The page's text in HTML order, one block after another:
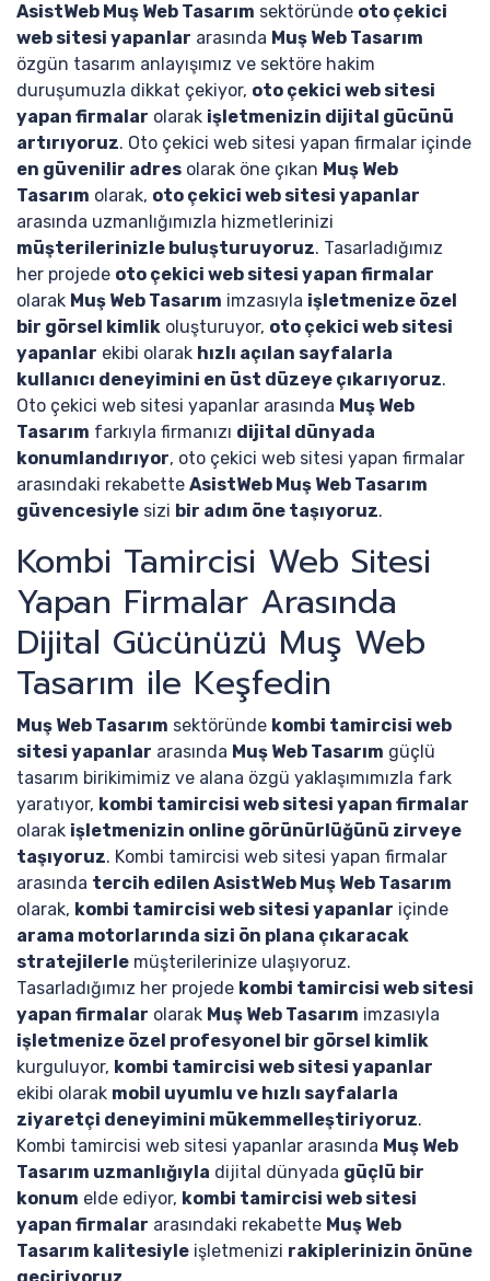
AsistWeb Muş Web Tasarım sektöründe oto çekici
web sitesi yapanlar arasında Muş Web Tasarım
özgün tasarım anlayışımız ve sektöre hakim
duruşumuzla dikkat çekiyor, oto çekici web sitesi
yapan firmalar olarak işletmenizin dijital gücünü
artırıyoruz. Oto çekici web sitesi yapan firmalar içinde
en güvenilir adres olarak öne çıkan Muş Web
Tasarım olarak, oto çekici web sitesi yapanlar
arasında uzmanlığımızla hizmetlerinizi
müşterilerinizle buluşturuyoruz. Tasarladığımız
her projede oto çekici web sitesi yapan firmalar
olarak Muş Web Tasarım imzasıyla işletmenize özel
bir görsel kimlik oluşturuyor, oto çekici web sitesi
yapanlar ekibi olarak hızlı açılan sayfalarla
kullanıcı deneyimini en üst düzeye çıkarıyoruz.
Oto çekici web sitesi yapanlar arasında Muş Web
Tasarım farkıyla firmanızı dijital dünyada
konumlandırıyor, oto çekici web sitesi yapan firmalar
arasındaki rekabette AsistWeb Muş Web Tasarım
güvencesiyle sizi bir adım öne taşıyoruz.
Kombi Tamircisi Web Sitesi
Yapan Firmalar Arasında
Dijital Gücünüzü Muş Web
Tasarım ile Keşfedin
Muş Web Tasarım sektöründe kombi tamircisi web
sitesi yapanlar arasında Muş Web Tasarım güçlü
tasarım birikimimiz ve alana özgü yaklaşımımızla fark
yaratıyor, kombi tamircisi web sitesi yapan firmalar
olarak işletmenizin online görünürlüğünü zirveye
taşıyoruz. Kombi tamircisi web sitesi yapan firmalar
arasında tercih edilen AsistWeb Muş Web Tasarım
olarak, kombi tamircisi web sitesi yapanlar içinde
arama motorlarında sizi ön plana çıkaracak
stratejilerle müşterilerinize ulaşıyoruz.
Tasarladığımız her projede kombi tamircisi web sitesi
yapan firmalar olarak Muş Web Tasarım imzasıyla
işletmenize özel profesyonel bir görsel kimlik
kurguluyor, kombi tamircisi web sitesi yapanlar
ekibi olarak mobil uyumlu ve hızlı sayfalarla
ziyaretçi deneyimini mükemmelleştiriyoruz.
Kombi tamircisi web sitesi yapanlar arasında Muş Web
Tasarım uzmanlığıyla dijital dünyada güçlü bir
konum elde ediyor, kombi tamircisi web sitesi
yapan firmalar arasındaki rekabette Muş Web
Tasarım kalitesiyle işletmenizi rakiplerinizin önüne